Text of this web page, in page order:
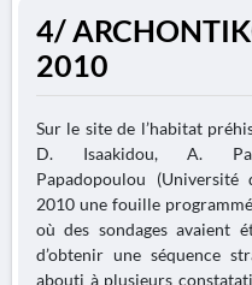
4/
2010
Sur le site de l’habitat
D. Isaakidou, A.
Papadopoulou
2010 une fouille
où des sondages avaient
d’obtenir une séquence
abouti à plusieurs